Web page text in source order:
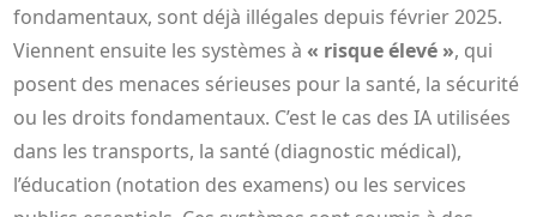
fondamentaux, sont déjà illégales depuis février 2025.
Viennent ensuite les systèmes à« risque élevé », qui
posent des menaces sérieuses pour la santé, la sécurité
ou les droits fondamentaux. C’est le cas des IA utilisées
dans les transports, la santé (diagnostic médical),
l’éducation (notation des examens) ou les services